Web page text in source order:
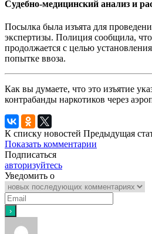
Судебно-медицинский анализ и
Посылка была изъята для
экспертизы. Полиция сообщила,
продолжается с целью
попытке ввоза.
Как вы думаете, что это изъятие
контрабанды наркотиков через
К списку новостей Предыдущая
Показать комментарии
Подписаться
авторизуйтесь
Уведомить о